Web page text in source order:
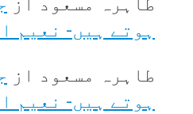
ہوتے ہیں- نعیم
طاہرہ مسعود از
ہوتے ہیں- نعیم